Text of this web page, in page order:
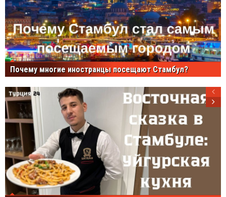
Почему многие иностранцы посещают Стамбул?